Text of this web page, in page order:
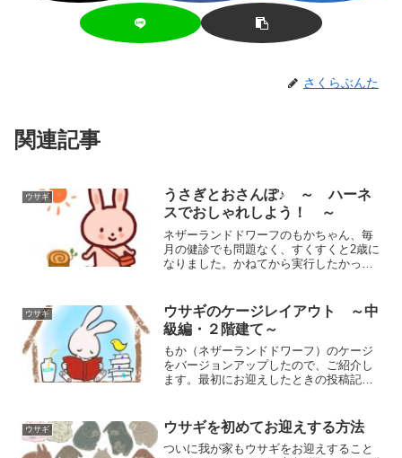
さくらぶんた
関連記事
ウサギ
うさぎとおさんぽ♪ ～ ハーネ
スでおしゃれしよう！ ～
ネザーランドドワーフのもかちゃん、毎
月の健診でも問題なく、すくすくと2歳に
なりました。かねてから実行したかっ
とをまとめてみました。実際のうさんぽ
の動画もありますので、...
ウサギ
ウサギのケージレイアウト ～中
級編・２階建て～
もか（ネザーランドドワーフ）のケージ
をバージョンアップしたので、ご紹介し
ます。最初にお迎えしたときの投稿記事
かちゃんが快適に過ごせるようにと、バ
ージョンアップしてみまし...
ウサギ ウサギを初めてお迎えする方法
ついに我が家もウサギをお迎えすること